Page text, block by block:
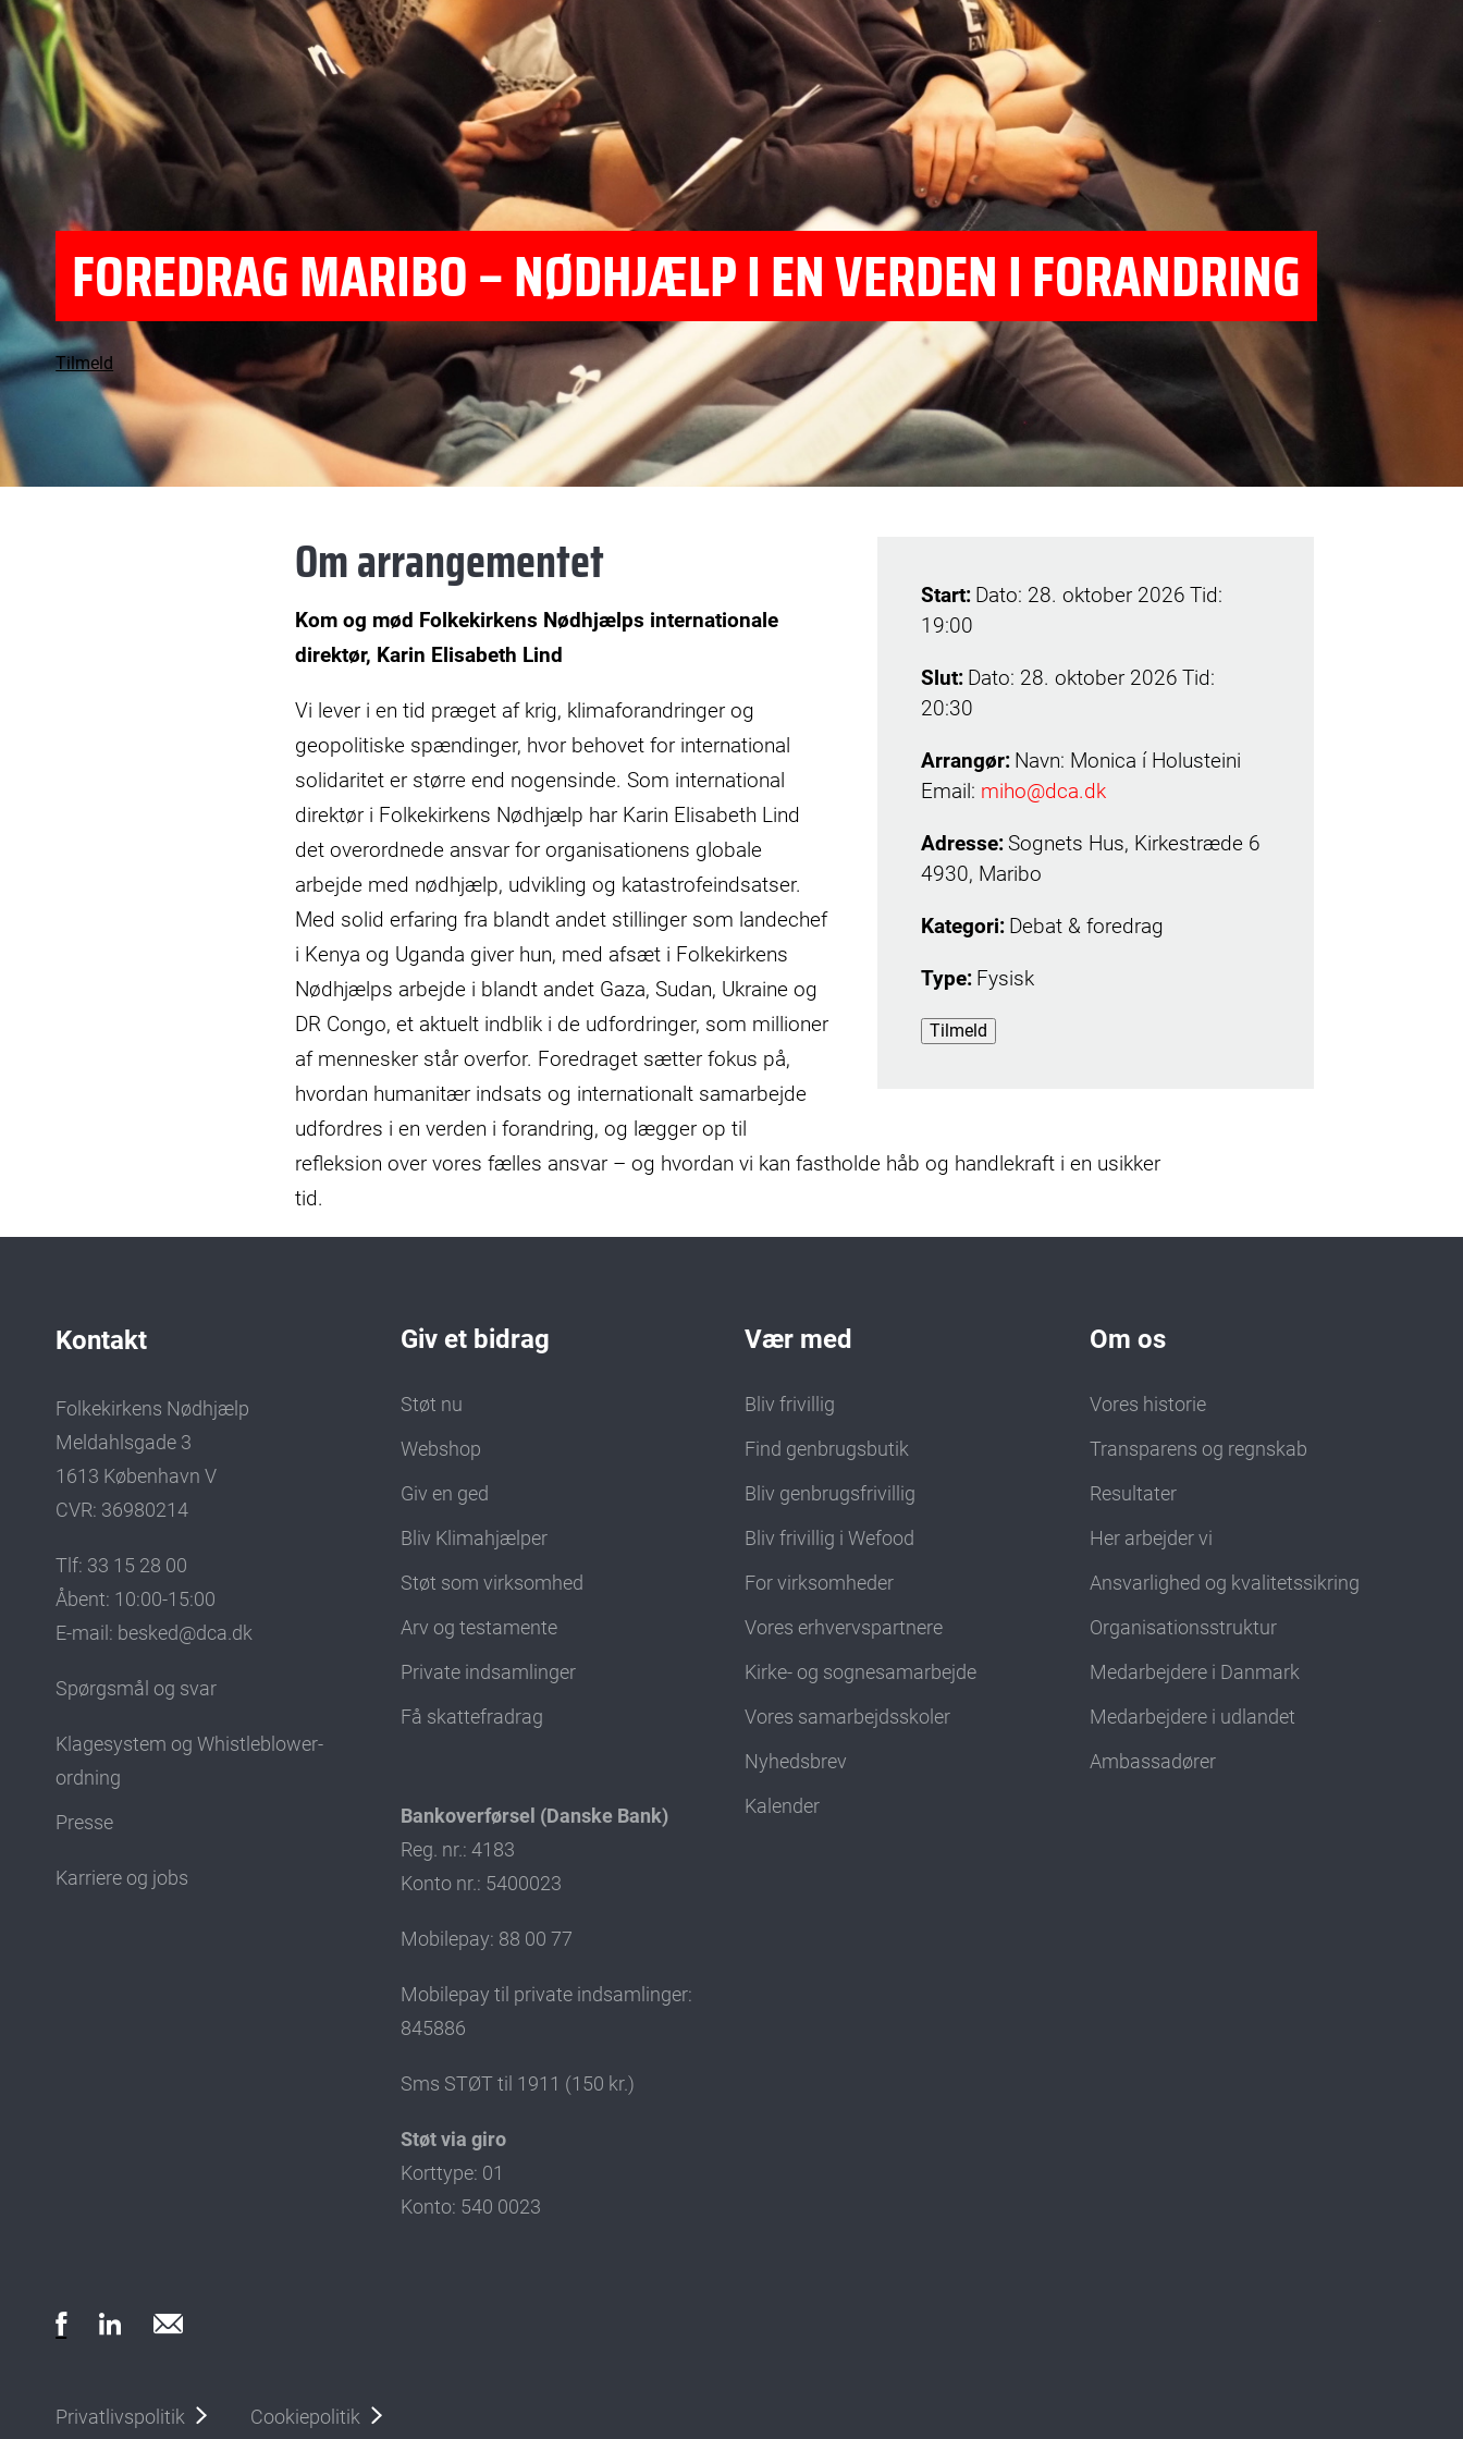
FOREDRAG MARIBO – NØDHJÆLP I EN VERDEN I FORANDRING
Tilmeld
Start: Dato: 28. oktober 2026 Tid:
19:00
Slut: Dato: 28. oktober 2026 Tid:
20:30
Arrangør: Navn: Monica í Holusteini
Email: miho@dca.dk
Adresse:Sognets Hus, Kirkestræde 6
4930, Maribo
Kategori: Debat & foredrag
Type: Fysisk
Tilmeld
Om arrangementet
Kom og mød Folkekirkens Nødhjælps internationale
direktør, Karin Elisabeth Lind
Vi lever i en tid præget af krig, klimaforandringer og
geopolitiske spændinger, hvor behovet for international
solidaritet er større end nogensinde. Som international
direktør i Folkekirkens Nødhjælp har Karin Elisabeth Lind
det overordnede ansvar for organisationens globale
arbejde med nødhjælp, udvikling og katastrofeindsatser.
Med solid erfaring fra blandt andet stillinger som landechef
i Kenya og Uganda giver hun, med afsæt i Folkekirkens
Nødhjælps arbejde i blandt andet Gaza, Sudan, Ukraine og
DR Congo, et aktuelt indblik i de udfordringer, som millioner
af mennesker står overfor. Foredraget sætter fokus på,
hvordan humanitær indsats og internationalt samarbejde
udfordres i en verden i forandring, og lægger op til
refleksion over vores fælles ansvar – og hvordan vi kan fastholde håb og handlekraft i en usikker
tid.
Kontakt
Folkekirkens Nødhjælp
Meldahlsgade 3
1613 København V
CVR: 36980214
Tlf: 33 15 28 00
Åbent: 10:00-15:00
E-mail: besked@dca.dk
Spørgsmål og svar
Klagesystem og Whistleblower-
ordning
Presse
Karriere og jobs
Giv et bidrag
Støt nu
Webshop
Giv en ged
Bliv Klimahjælper
Støt som virksomhed
Arv og testamente
Private indsamlinger
Få skattefradrag
Bankoverførsel (Danske Bank)
Reg. nr.: 4183
Konto nr.: 5400023
Mobilepay: 88 00 77
Mobilepay til private indsamlinger:
845886
Sms STØT til 1911 (150 kr.)
Støt via giro
Korttype: 01
Konto: 540 0023
Vær med
Bliv frivillig
Find genbrugsbutik
Bliv genbrugsfrivillig
Bliv frivillig i Wefood
For virksomheder
Vores erhvervspartnere
Kirke- og sognesamarbejde
Vores samarbejdsskoler
Nyhedsbrev
Kalender
Om os
Vores historie
Transparens og regnskab
Resultater
Her arbejder vi
Ansvarlighed og kvalitetssikring
Organisationsstruktur
Medarbejdere i Danmark
Medarbejdere i udlandet
Ambassadører
Privatlivspolitik Cookiepolitik